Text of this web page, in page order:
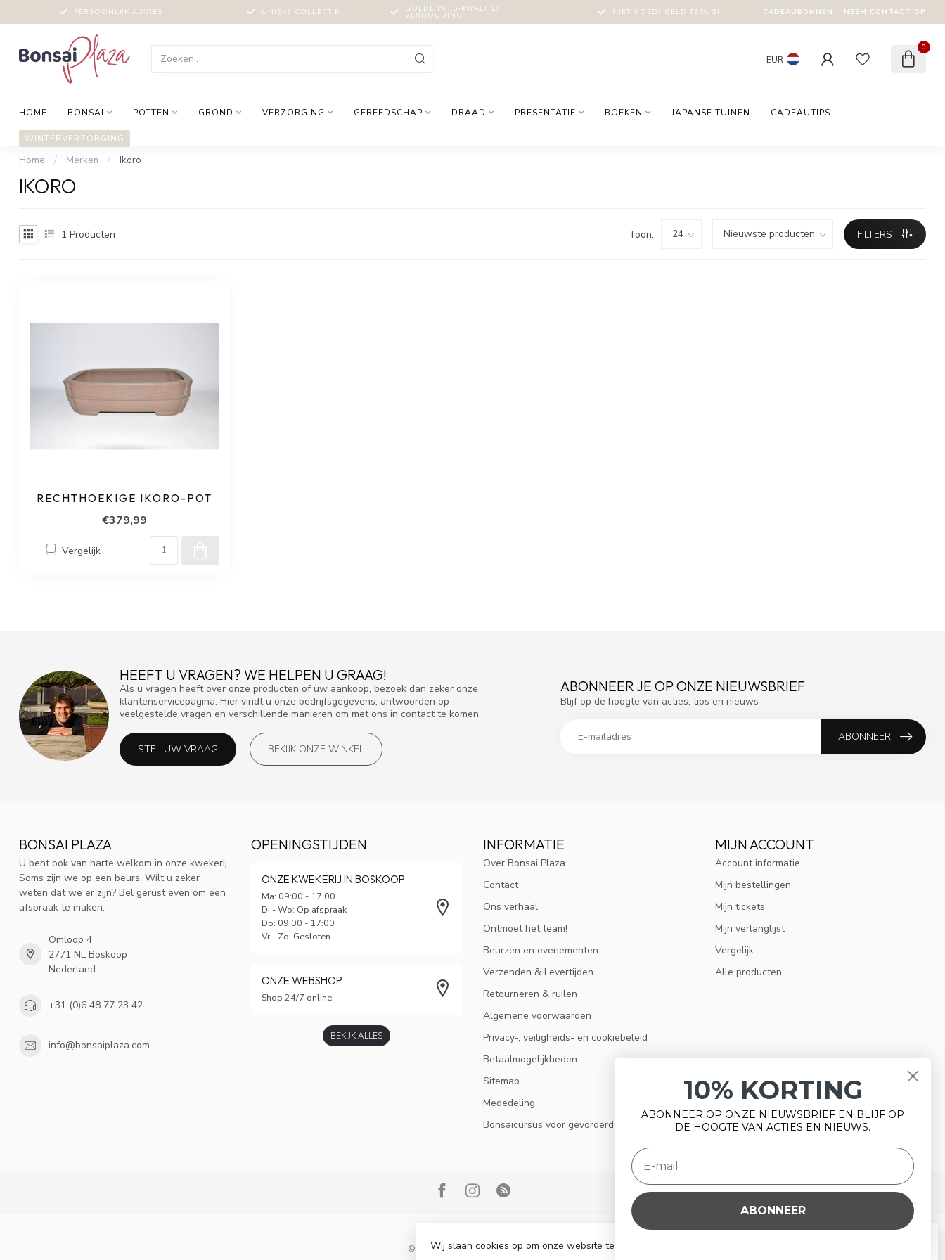
PERSOONLIJK ADVIES UNIEKE COLLECTIE GOEDE PRIJS-KWALITEIT
VERHOUDING NIET GOED? GELD TERUG! CADEAUBONNEN NEEM CONTACT OP
EUR
0
HOME BONSAI POTTEN GROND VERZORGING GEREEDSCHAP DRAAD PRESENTATIE BOEKEN JAPANSE TUINEN CADEAUTIPS
WINTERVERZORGING
Home / Merken / Ikoro
IKORO
1 Producten Toon: FILTERS
RECHTHOEKIGE IKORO-POT
€379,99
Vergelijk
HEEFT U VRAGEN? WE HELPEN U GRAAG!
Als u vragen heeft over onze producten of uw aankoop, bezoek dan zeker onze
klantenservicepagina. Hier vindt u onze bedrijfsgegevens, antwoorden op
veelgestelde vragen en verschillende manieren om met ons in contact te komen.
STEL UW VRAAG BEKIJK ONZE WINKEL
ABONNEER JE OP ONZE NIEUWSBRIEF
Blijf op de hoogte van acties, tips en nieuws
ABONNEER
BONSAI PLAZA
U bent ook van harte welkom in onze kwekerij.
Soms zijn we op een beurs. Wilt u zeker
weten dat we er zijn? Bel gerust even om een
afspraak te maken.
Omloop 4
2771 NL Boskoop
Nederland
+31 (0)6 48 77 23 42
info@bonsaiplaza.com
OPENINGSTIJDEN
ONZE KWEKERIJ IN BOSKOOP
Ma: 09:00 - 17:00
Di - Wo: Op afspraak
Do: 09:00 - 17:00
Vr - Zo: Gesloten
ONZE WEBSHOP
Shop 24/7 online!
BEKIJK ALLES
INFORMATIE
Over Bonsai Plaza
Contact
Ons verhaal
Ontmoet het team!
Beurzen en evenementen
Verzenden & Levertijden
Retourneren & ruilen
Algemene voorwaarden
Privacy-, veiligheids- en cookiebeleid
Betaalmogelijkheden
Sitemap
Mededeling
Bonsaicursus voor gevorderden
MIJN ACCOUNT
Account informatie
Mijn bestellingen
Mijn tickets
Mijn verlanglijst
Vergelijk
Alle producten
© Copyright 2026 Bonsai Plaza
Wij slaan cookies op om onze website te verbeteren. Is dat akkoord?
10% KORTING
ABONNEER OP ONZE NIEUWSBRIEF EN BLIJF OP
DE HOOGTE VAN ACTIES EN NIEUWS.
ABONNEER